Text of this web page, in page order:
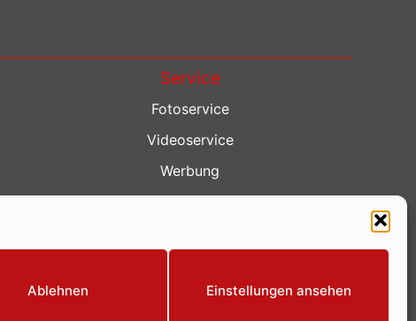
Ablehnen Einstellungen ansehen
Service
Fotoservice
Videoservice
Werbung
Eventkalender